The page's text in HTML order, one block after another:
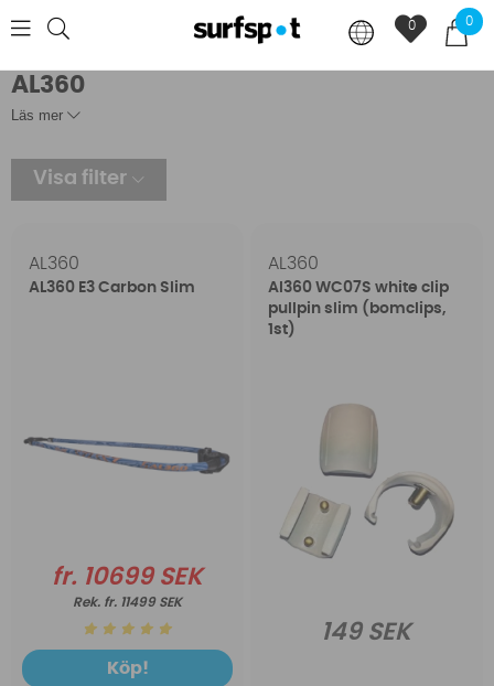
0
0
AL360
Läs mer
Visa filter
AL360
AL360 E3 Carbon Slim
fr. 10699 SEK
fr. 11499 SEK
Köp!
AL360
Al360 WC07S white clip
pullpin slim (bomclips,
1st)
149 SEK